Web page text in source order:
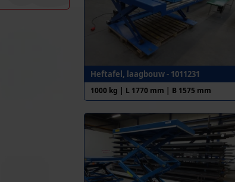
Heftafel, laagbouw - 1011231
1000 kg | L 1770 mm | B 1575 mm